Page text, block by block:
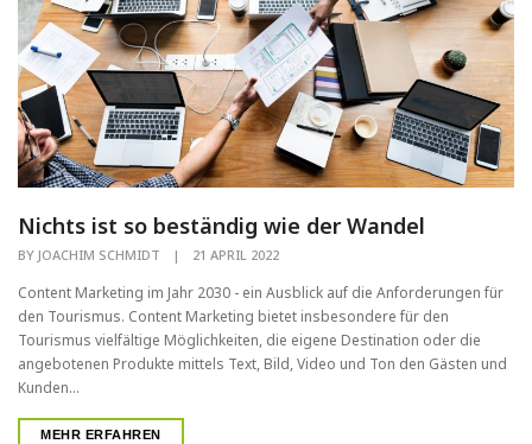
Nichts ist so beständig wie der Wandel
BY JOACHIM SCHMIDT | 21 APRIL 2022
Content Marketing im Jahr 2030 - ein Ausblick auf die Anforderungen für
den Tourismus. Content Marketing bietet insbesondere für den
Tourismus vielfältige Möglichkeiten, die eigene Destination oder die
angebotenen Produkte mittels Text, Bild, Video und Ton den Gästen und
Kunden...
MEHR ERFAHREN